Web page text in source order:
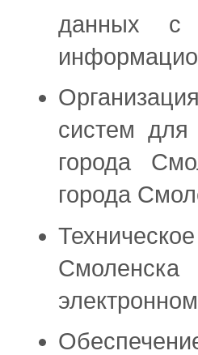
данных с
систем для
города
города